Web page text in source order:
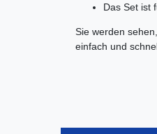
Das Set ist
Sie werden
einfach und